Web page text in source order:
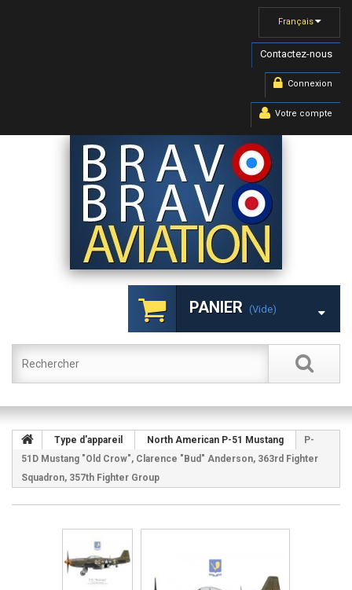
Français
Contactez-nous
Connexion
Votre compte
PANIER (vide)
Type d'appareil North American P-51 Mustang
P-
51D Mustang "Old Crow", Clarence "Bud" Anderson, 363rd Fighter
Squadron, 357th Fighter Group